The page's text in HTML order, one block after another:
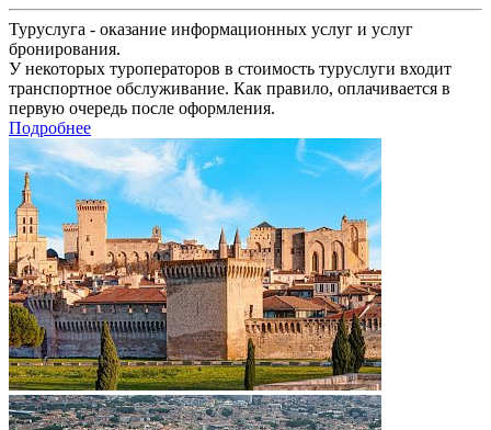
Туруслуга - оказание информационных услуг и услуг
бронирования.
У некоторых туроператоров в стоимость туруслуги входит
транспортное обслуживание. Как правило, оплачивается в
первую очередь после оформления.
Подробнее